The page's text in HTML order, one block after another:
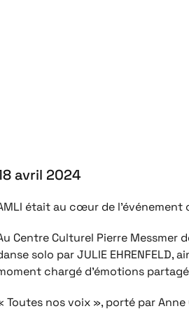
avril 2024
était au cœur de l’événement
Centre Culturel Pierre Messmer
solo par JULIE
chargé d’émotions
Toutes nos voix », porté par